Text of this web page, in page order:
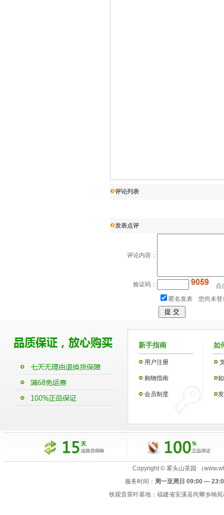
评论列表
发表点评
评论内容：
验证码：
点
匿名发表 您尚未
新手指南
用户注册
购物指南
会员制度
如
Copyright © 雾头山茶园 （
服务时间： 周一至周日 09:00 —
铁观音茶叶基地：福建省安溪县尚卿乡翰